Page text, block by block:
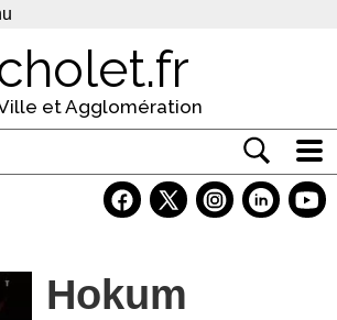
et Agglomération
Hokum